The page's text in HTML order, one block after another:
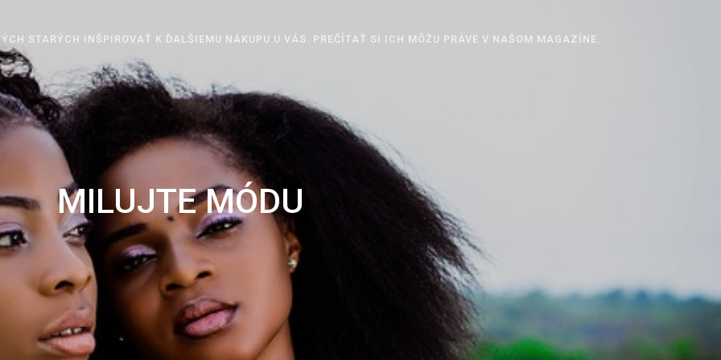
STARÝCH INŠPIROVAŤ K ĎALŠIEMU NÁKUPU U VÁS. PREČÍTAŤ SI ICH MÔŽU PRÁVE V NAŠOM MAGAZÍNE.
MILUJTE MÓDU